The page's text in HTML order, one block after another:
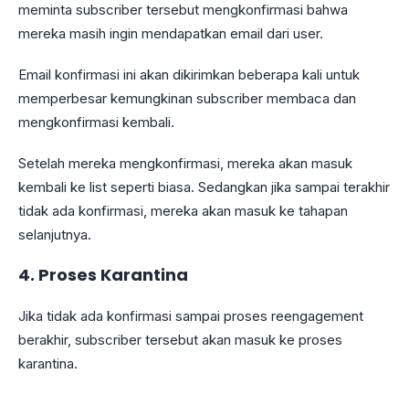
meminta subscriber tersebut mengkonfirmasi bahwa
mereka masih ingin mendapatkan email dari user.
Email konfirmasi ini akan dikirimkan beberapa kali untuk
memperbesar kemungkinan subscriber membaca dan
mengkonfirmasi kembali.
Setelah mereka mengkonfirmasi, mereka akan masuk
kembali ke list seperti biasa. Sedangkan jika sampai terakhir
tidak ada konfirmasi, mereka akan masuk ke tahapan
selanjutnya.
4. Proses Karantina
Jika tidak ada konfirmasi sampai proses reengagement
berakhir, subscriber tersebut akan masuk ke proses
karantina.